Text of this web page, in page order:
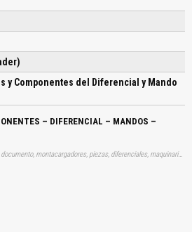
y Componentes del Diferencial y Mando
– DIFERENCIAL – MANDOS –
Tags: material, utilidad, utilitario, archivo, documento, montacargadores, piezas, diferenciales, maquinarias, pesadas, aprender, descargas